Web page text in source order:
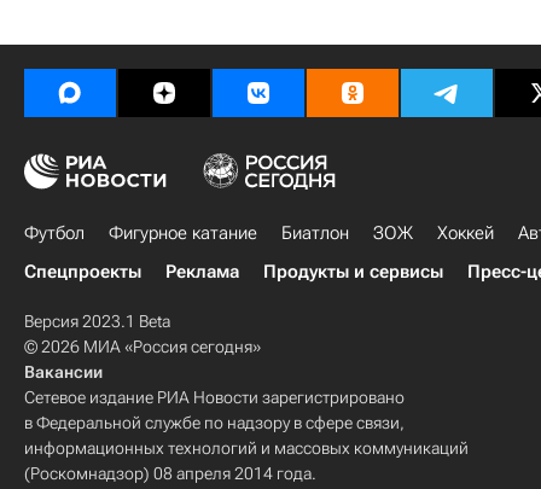
Футбол Фигурное катание Биатлон ЗОЖ Хоккей
Спецпроекты
Реклама Продукты и сервисы Пресс-
Версия 2023.1 Beta
© 2026 МИА «Россия сегодня»
Вакансии
Сетевое издание РИА Новости зарегистрировано
в Федеральной службе по надзору в сфере связи,
информационных технологий и массовых коммуникаций
(Роскомнадзор) 08 апреля 2014 года.